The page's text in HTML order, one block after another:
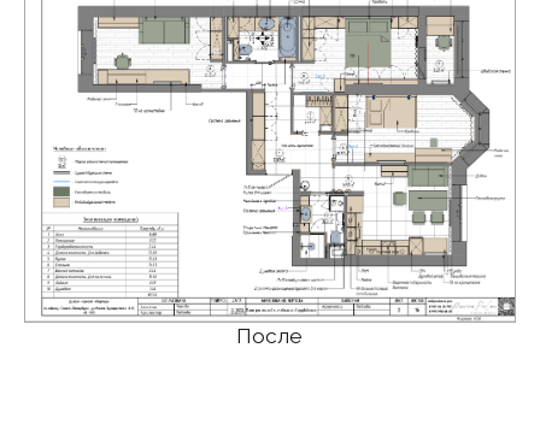
подхода к каждому помещению.
Цветовая гамма построена
на нейтральных тонах с яркими
акцентами в детских комнатах.
Особое внимание уделено
деталям: качественные материалы,
продуманное освещение,
текстильные элементы и декор
создают гармоничную
и комфортную атмосферу. Каждое
пространство отражает характер
и интересы его обитателей, при
этом сохраняя целостность
общего дизайна.